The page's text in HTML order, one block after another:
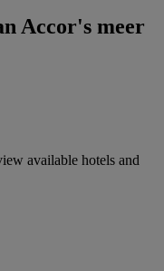
Accor's meer
available hotels and